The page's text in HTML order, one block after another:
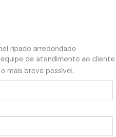
ripado arredondado
de atendimento ao cliente
mais breve possível.